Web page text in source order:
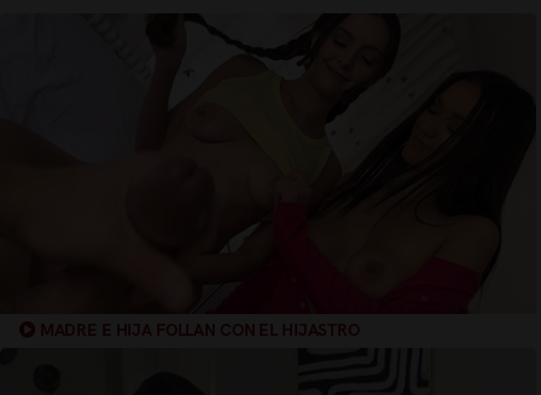
MADRE E HIJA FOLLAN CON EL HIJASTRO